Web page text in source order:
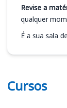
Revise a
qualquer
É a sua sala
Cursos